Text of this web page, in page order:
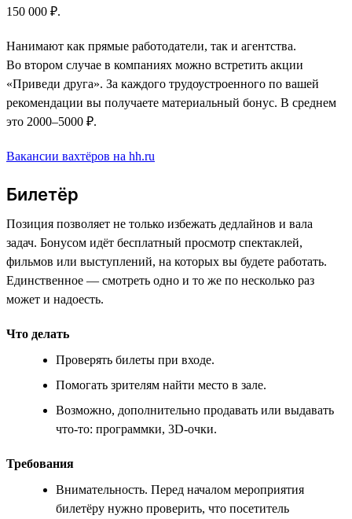
150 000 ₽.
Нанимают как прямые работодатели, так и агентства.
Во втором случае в компаниях можно встретить акции
«Приведи друга». За каждого трудоустроенного по вашей
рекомендации вы получаете материальный бонус. В среднем
это 2000–5000 ₽.
Вакансии вахтёров на hh.ru
Билетёр
Позиция позволяет не только избежать дедлайнов и вала
задач. Бонусом идёт бесплатный просмотр спектаклей,
фильмов или выступлений, на которых вы будете работать.
Единственное — смотреть одно и то же по несколько раз
может и надоесть.
Что делать
Проверять билеты при входе.
Помогать зрителям найти место в зале.
Возможно, дополнительно продавать или выдавать
что-то: программки, 3D-очки.
Требования
Внимательность. Перед началом мероприятия
билетёру нужно проверить, что посетитель